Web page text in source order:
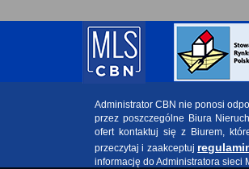
Administrator CBN nie ponosi
przez poszczególne Biura
ofert kontaktuj się z Biurem,
przeczytaj i zaakceptuj
informację do Administratora sieci